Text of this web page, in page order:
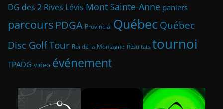
DG des 2 Rives Lévis Mont Sainte-Anne paniers
parcours PDGA Provincial Québec Québec
Disc Golf Tour Roi de la Montagne Résultats tournoi
TPADG video événement